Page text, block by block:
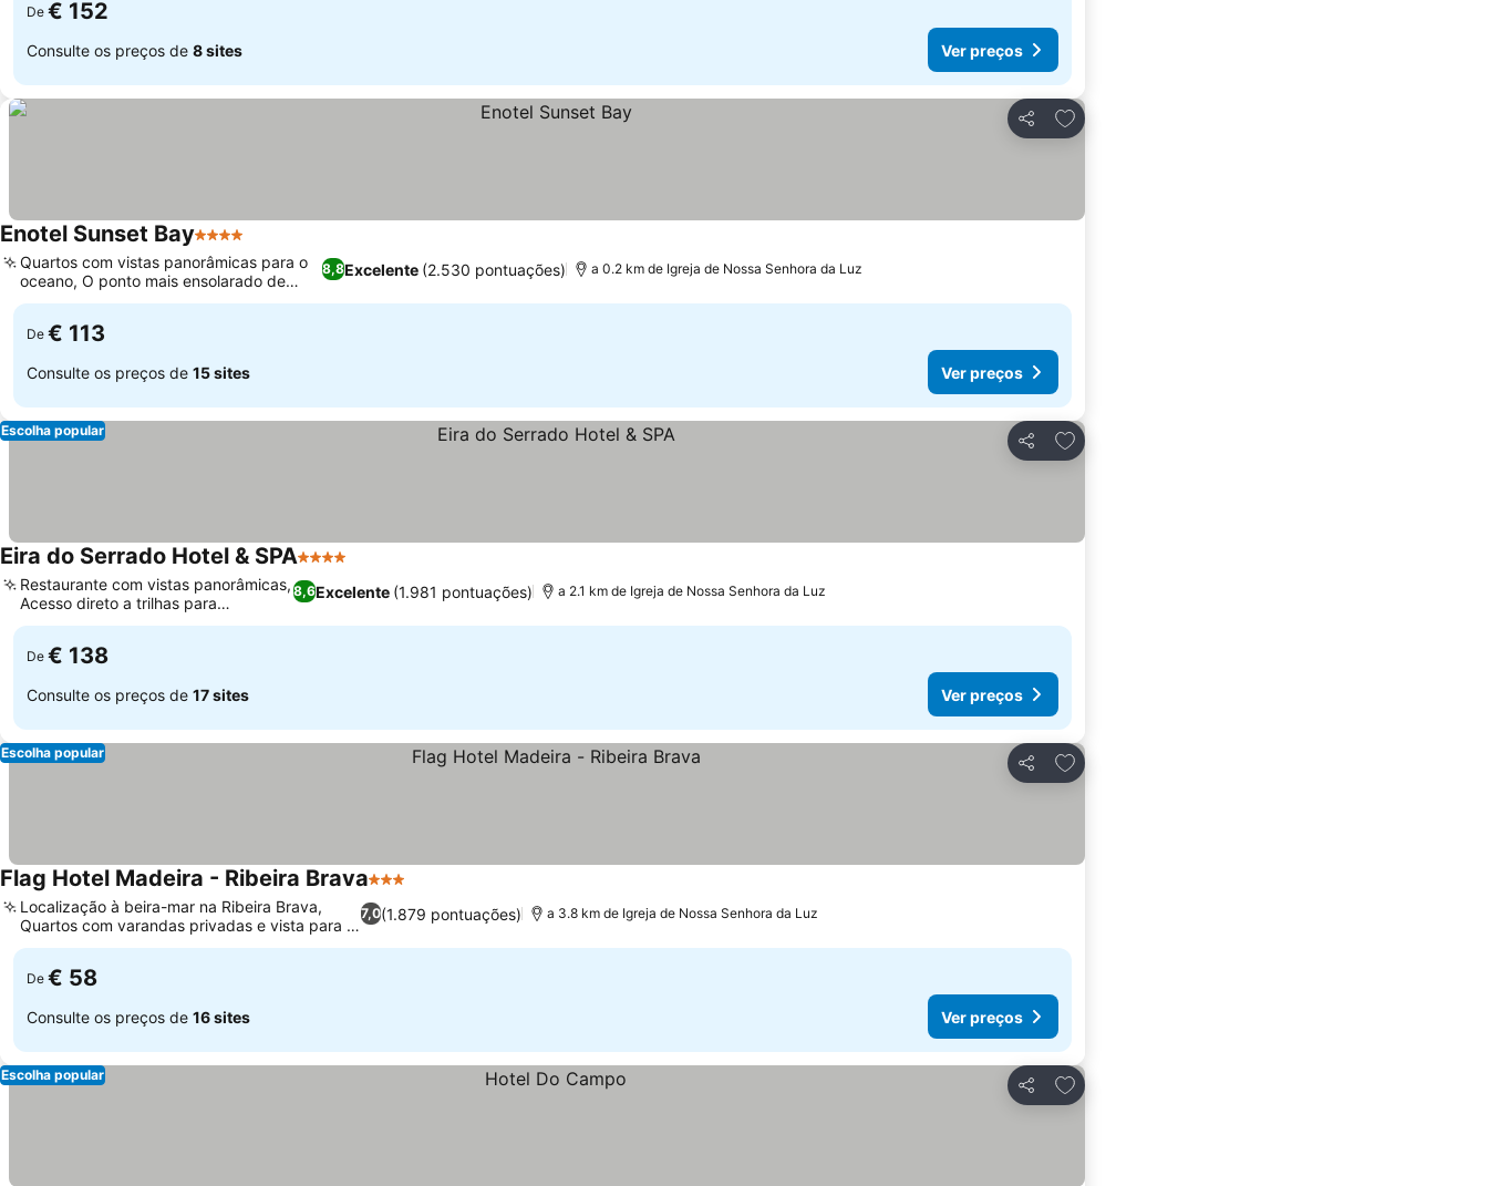
De € 152
Consulte os preços de 8 sites Ver preços
Partilhar
Adicionar aos favoritos
Enotel Sunset Bay4 Estrelas
8,8Excelente (2.530 pontuações)
Quartos com vistas panorâmicas para o
oceano, O ponto mais ensolarado de
Ponta do Sol
a 0.2 km de Igreja de Nossa Senhora da Luz
De € 113
Consulte os preços de 15 sites Ver preços
Partilhar
Adicionar aos favoritos
Escolha popular
Eira do Serrado Hotel & SPA4 Estrelas
8,6Excelente (1.981 pontuações)
Restaurante com vistas panorâmicas,
Acesso direto a trilhas para
caminhada
a 2.1 km de Igreja de Nossa Senhora da Luz
De € 138
Consulte os preços de 17 sites Ver preços
Partilhar
Adicionar aos favoritos
Escolha popular
Flag Hotel Madeira - Ribeira Brava3 Estrelas
7,0(1.879 pontuações)
Localização à beira-mar na Ribeira Brava,
Quartos com varandas privadas e vista para o
mar
a 3.8 km de Igreja de Nossa Senhora da Luz
De € 58
Consulte os preços de 16 sites Ver preços
Partilhar
Adicionar aos favoritos
Escolha popular